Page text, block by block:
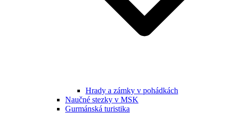
Hrady a zámky v pohádkách
Naučné stezky v MSK
Gurmánská turistika